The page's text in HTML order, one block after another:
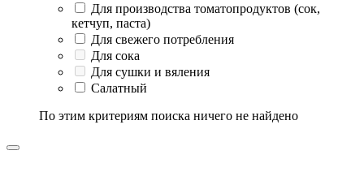
Для производства томатопродуктов (сок,
кетчуп, паста)
Для свежего потребления
Для сока
Для сушки и вяления
Салатный
По этим критериям поиска ничего не найдено